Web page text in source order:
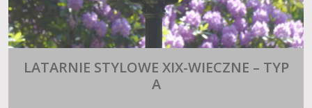
LATARNIE STYLOWE XIX-WIECZNE – TYP
A